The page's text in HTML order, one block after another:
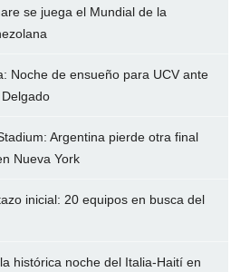
se juega el Mundial de la
Noche de ensueño para UCV ante
Argentina pierde otra final
Nueva York
inicial: 20 equipos en busca del
histórica noche del Italia-Haití en